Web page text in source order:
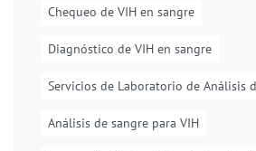
Chequeo de VIH en sangre
Diagnóstico de VIH en sangre
Servicios de Laboratorio de Análisis
Análisis de sangre para VIH